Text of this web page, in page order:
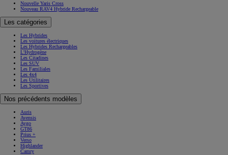
Nouvelle Yaris Cross
Nouveau RAV4 Hybride Rechargeable
Les catégories
Les Hybrides
Les voitures électriques
Les Hybrides Rechargeables
L'Hydrogène
Les Citadines
Les SUV
Les Familiales
Les 4x4
Les Utilitaires
Les Sportives
Nos précédents modèles
Auris
Avensis
Aygo
GT86
Prius +
Verso
Highlander
Camry